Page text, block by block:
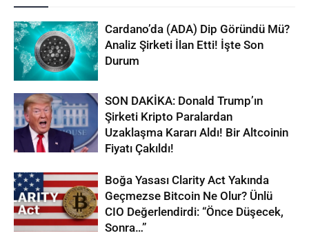
Cardano’da (ADA) Dip Göründü Mü?
Analiz Şirketi İlan Etti! İşte Son
Durum
SON DAKİKA: Donald Trump’ın
Şirketi Kripto Paralardan
Uzaklaşma Kararı Aldı! Bir Altcoinin
Fiyatı Çakıldı!
Boğa Yasası Clarity Act Yakında
Geçmezse Bitcoin Ne Olur? Ünlü
CIO Değerlendirdi: “Önce Düşecek,
Sonra…”